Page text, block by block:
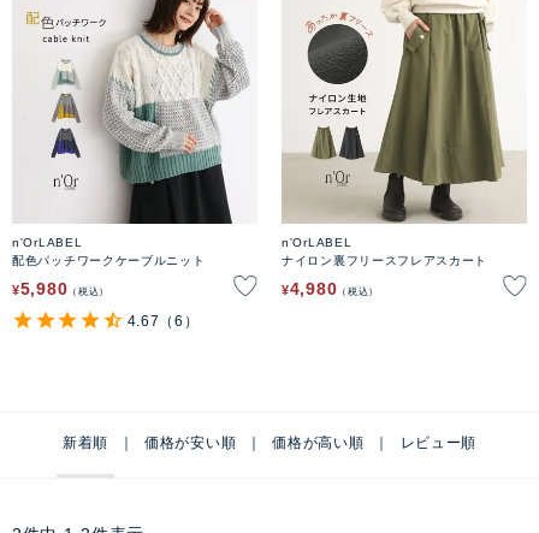
n'OrLABEL
配色パッチワークケーブルニット
¥5,980 税込
4.67 （6）
n'OrLABEL
ナイロン裏フリースフレアスカート
¥4,980 税込
新着順 価格が安い順 価格が高い順 レビュー順